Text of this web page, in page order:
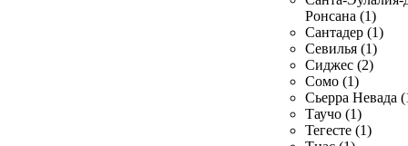
Ронсана (1)
Сантадер (1)
Севилья (1)
Сиджес (2)
Сомо (1)
Сьерра Невада
Таучо (1)
Тегесте (1)